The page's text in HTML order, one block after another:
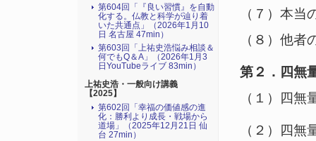
（７）本
（８）他
第２．四無
（１）四無
（２）四
第604回「『良い習慣』を自動
化する。仏教と科学が辿り着
いた共通点」（2026年1月10
日 名古屋 47min）
第603回「上祐史浩悩み相談＆
何でもQ＆A」（2026年1月3
日YouTubeライブ 83min）
上祐史浩・一般向け講義
【2025】
第602回「幸福の価値感の進
化：勝利より成長・戦場から
道場」（2025年12月21日 仙
台 27min）